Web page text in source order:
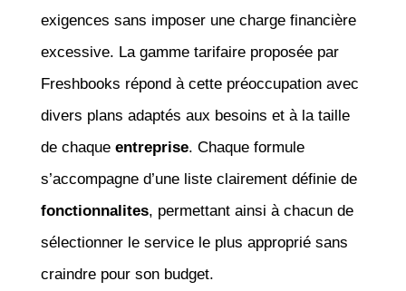
exigences sans imposer une charge financière
excessive. La gamme tarifaire proposée par
Freshbooks répond à cette préoccupation avec
divers plans adaptés aux besoins et à la taille
de chaque entreprise. Chaque formule
s’accompagne d’une liste clairement définie de
fonctionnalites, permettant ainsi à chacun de
sélectionner le service le plus approprié sans
craindre pour son budget.